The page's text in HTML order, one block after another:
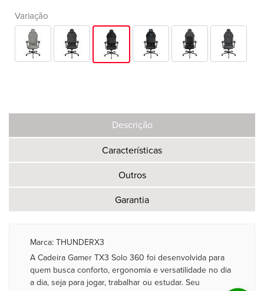
Variação
Descrição
Características
Outros
Garantia
Marca: THUNDERX3
A Cadeira Gamer TX3 Solo 360 foi desenvolvida para
quem busca conforto, ergonomia e versatilidade no dia
a dia, seja para jogar, trabalhar ou estudar. Seu